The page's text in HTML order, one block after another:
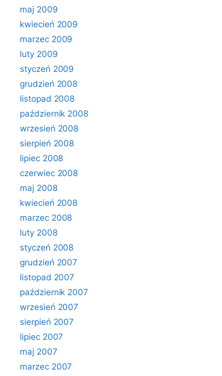
maj 2009
kwiecień 2009
marzec 2009
luty 2009
styczeń 2009
grudzień 2008
listopad 2008
październik 2008
wrzesień 2008
sierpień 2008
lipiec 2008
czerwiec 2008
maj 2008
kwiecień 2008
marzec 2008
luty 2008
styczeń 2008
grudzień 2007
listopad 2007
październik 2007
wrzesień 2007
sierpień 2007
lipiec 2007
maj 2007
marzec 2007